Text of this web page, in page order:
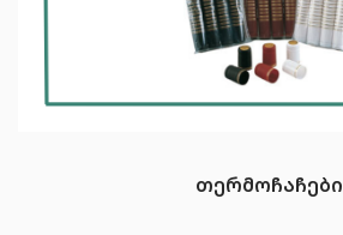
თერმოჩაჩები